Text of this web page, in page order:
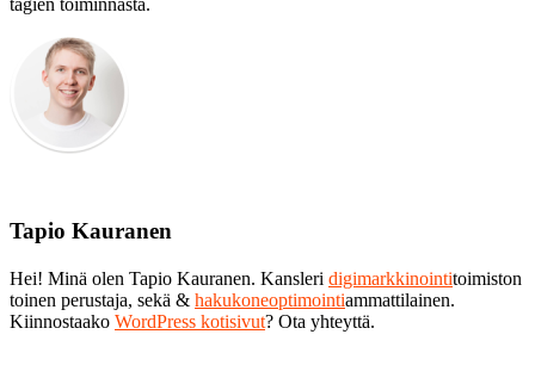
Tapio Kauranen
Hei! Minä olen Tapio Kauranen. Kansleri digimarkkinointitoimiston
toinen perustaja, sekä & hakukoneoptimointiammattilainen.
Kiinnostaako WordPress kotisivut? Ota yhteyttä.